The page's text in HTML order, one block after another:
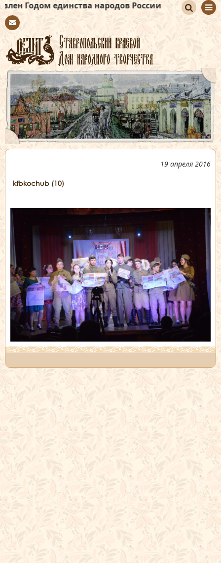
единства народов России
tact
иск
19 апреля 2016
kfbkochub (10)